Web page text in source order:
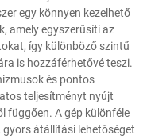
egy könnyen kezelhető
amely egyszerűsíti az
így különböző szintű
is hozzáférhetővé teszi.
és pontos
teljesítményt nyújt
függően. A gép különféle
átállítási lehetőséget